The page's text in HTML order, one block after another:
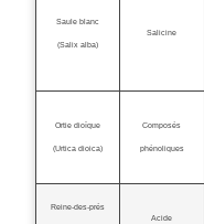
Saule blanc
(Salix alba)
Salicine
Ortie dioïque
(Urtica dioica)
Composés
phénoliques
Reine-des-prés
Acide